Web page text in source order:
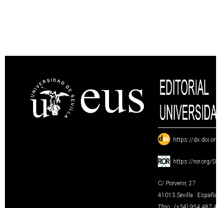
: https://
: https://ror.org/
C/ Porvenir, 27
41013 Sevilla · España